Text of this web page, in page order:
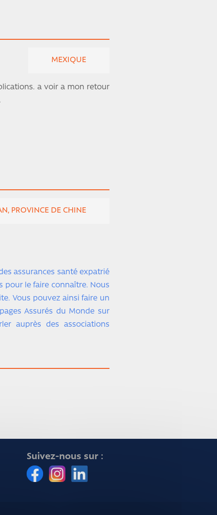
MEXIQUE
a voir a mon retour
PROVINCE DE CHINE
assurances santé expatrié
pour le faire connaître. Nous
Vous pouvez ainsi faire un
Assurés du Monde sur
auprès des associations
Suivez-nous sur :